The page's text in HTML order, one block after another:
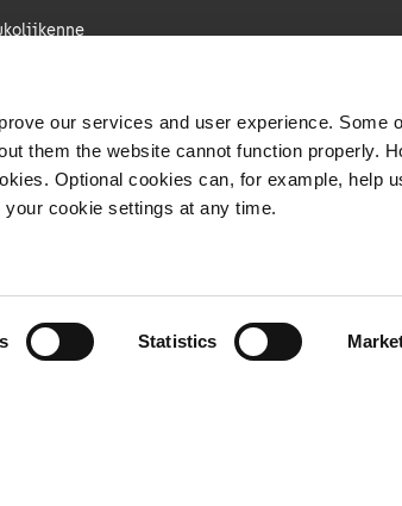
our services and user experience. Some
them the website cannot function properly.
Optional cookies can, for example, help
cookie settings at any time.
Statistics